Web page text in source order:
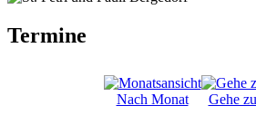
Termine
Nach Monat Gehe